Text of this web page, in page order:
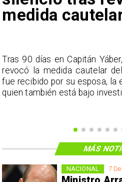
medida
Tras 90 días en Capitán
revocó la medida cautelar
fue recibido por su esposa, la
quien también está bajo
7
NACIONAL
MÁS